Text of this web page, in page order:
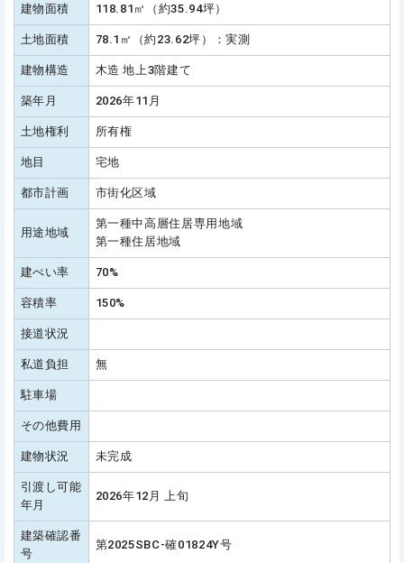
建物面積 118.81㎡（約35.94坪）
土地面積 78.1㎡（約23.62坪）：実測
建物構造 木造 地上3階建て
築年月 2026年11月
土地権利 所有権
地目 宅地
都市計画 市街化区域
用途地域
第一種中高層住居専用地域
第一種住居地域
建ぺい率 70%
容積率 150%
接道状況
私道負担 無
駐車場
その他費用
建物状況 未完成
引渡し可能
年月
2026年12月 上旬
建築確認番
号
第2025SBC-確01824Y号